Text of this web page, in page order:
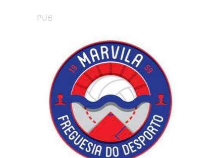
PUB